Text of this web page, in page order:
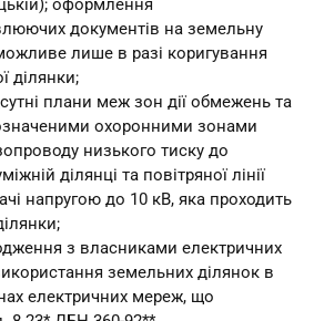
оформлення
документів на земельну
лише в разі коригування
ділянки;
плани меж зон дії обмежень та
охоронними зонами
низького тиску до
ділянці та повітряної лінії
напругою до 10 кВ, яка проходить
з власниками електричних
земельних ділянок в
електричних мереж, що